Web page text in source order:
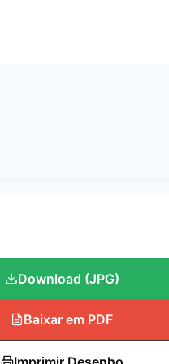
Download (JPG)
Baixar em PDF